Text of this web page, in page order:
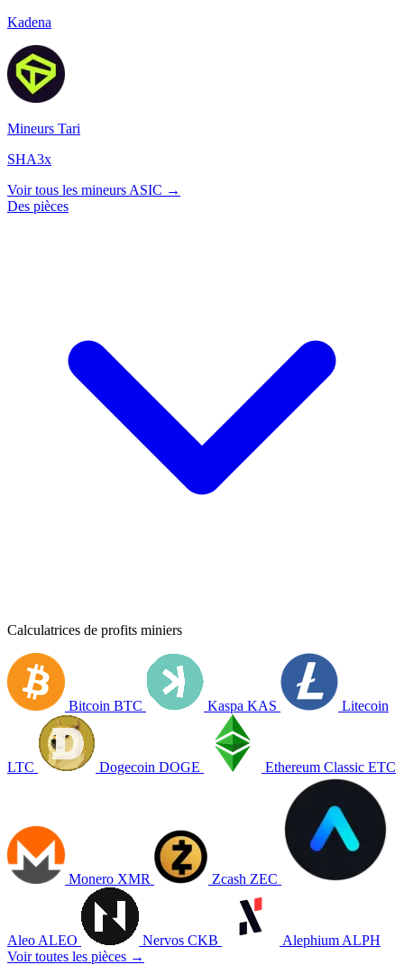
Kadena
Mineurs Tari
SHA3x
Voir tous les mineurs ASIC →
Des pièces
Calculatrices de profits miniers
Bitcoin BTC Kaspa KAS Litecoin
LTC Dogecoin DOGE Ethereum Classic ETC
Monero XMR Zcash ZEC
Aleo ALEO Nervos CKB Alephium ALPH
Voir toutes les pièces →